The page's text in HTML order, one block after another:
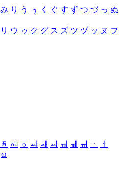
み り う ぅ く ぐ す ず つ づ っ ぬ
リ ウ ゥ ク グ ス ズ ツ ヅ ッ ヌ フ
ㆄ ㆅ ㆆ ㆇ ㆈ ㆉ ㆊ ㆋ ㆌ ㆍ
ㆎ
ω